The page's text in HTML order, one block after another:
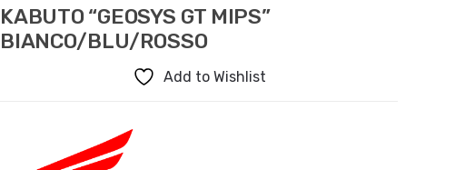
KABUTO “GEOSYS GT MIPS”
BIANCO/BLU/ROSSO
Add to Wishlist